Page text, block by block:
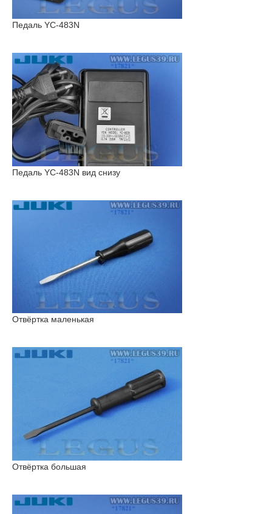
Педаль YC-483N
Педаль YC-483N вид снизу
Отвёртка маленькая
Отвёртка большая